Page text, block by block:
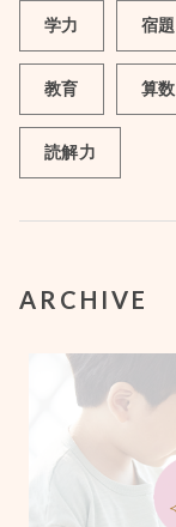
学力 宿題
教育 算数
読解力
ARCHIVE